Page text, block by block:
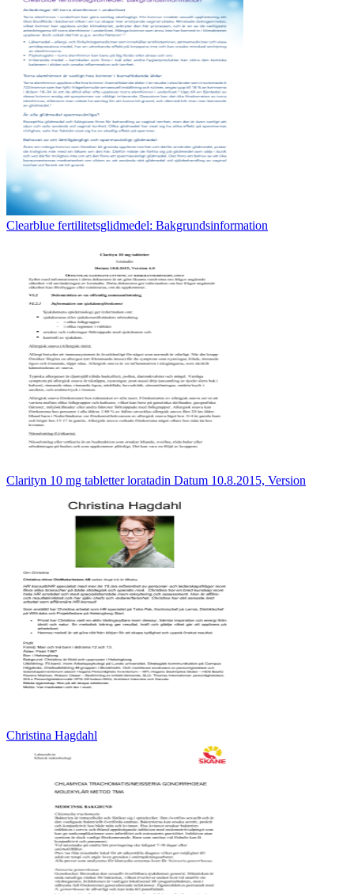
Clearblue fertilitetsglidmedel: Bakgrundsinformation
Clarityn 10 mg tabletter loratadin Datum 10.8.2015, Version
Christina Hagdahl